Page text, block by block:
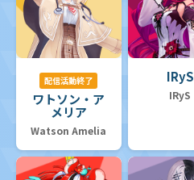
配信活動終了
ワトソン・ア
メリア
Watson Amelia
IRyS
IRyS